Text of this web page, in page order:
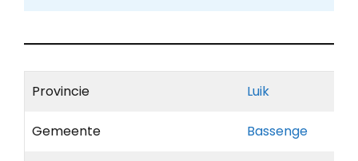
Provincie Luik
Gemeente Bassenge